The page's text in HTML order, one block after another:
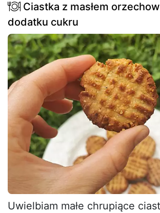
Ciastka z masłem
dodatku cukru
Uwielbiam małe chrupiące